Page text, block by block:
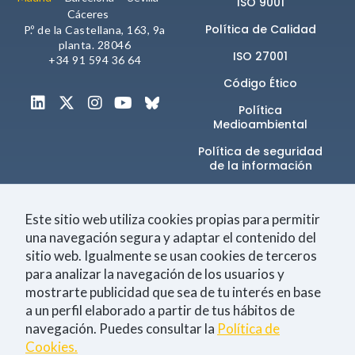
Cáceres
P.º de la Castellana, 163, 9a
planta. 28046
+34 91 594 36 64
Política de Calidad
ISO 27001
Código Ético
Política
Medioambiental
Política de seguridad
de la información​
Únete a la comunidad
Tecnología Negocio Eventos Empleo
Este sitio web utiliza cookies propias para permitir
una navegación segura y adaptar el contenido del
sitio web. Igualmente se usan cookies de terceros
para analizar la navegación de los usuarios y
mostrarte publicidad que sea de tu interés en base
a un perfil elaborado a partir de tus hábitos de
navegación. Puedes consultar la Política de
Cookies.
comportamiento
nuestra web,
posibilidad de
ver contenido y
ofertas
personalizados.